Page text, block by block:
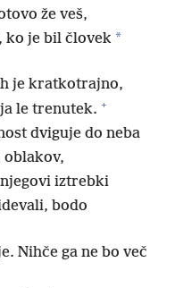
že veš,
ko je bil človek *
je kratkotrajno,
le trenutek. +
dviguje do neba
oblakov,
iztrebki
bodo
Nihče ga ne bo več